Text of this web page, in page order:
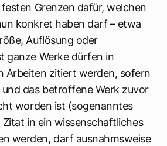
Grenzen dafür, welchen
konkret haben darf – etwa
Auflösung oder
ganze Werke dürfen in
Arbeiten zitiert werden, sofern
das betroffene Werk zuvor
worden ist (sogenanntes
in ein wissenschaftliches
werden, darf ausnahmsweise